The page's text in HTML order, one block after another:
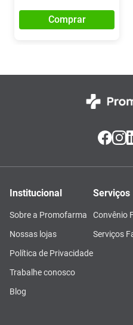
Comprar
Institucional
Sobre a Promofarma
Nossas lojas
Política de Privacidade
Trabalhe conosco
Blog
Serviços
Convênio
Serviços